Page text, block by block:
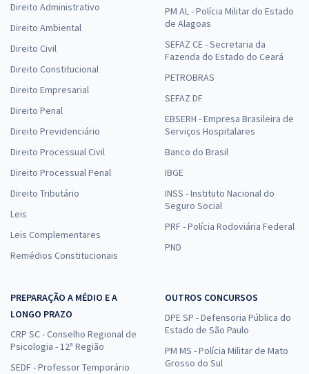
Direito Administrativo
Direito Ambiental
Direito Civil
Direito Constitucional
Direito Empresarial
Direito Penal
Direito Previdenciário
Direito Processual Civil
Direito Processual Penal
Direito Tributário
Leis
Leis Complementares
Remédios Constitucionais
PM AL - Polícia Militar do Estado
de Alagoas
SEFAZ CE - Secretaria da
Fazenda do Estado do Ceará
PETROBRAS
SEFAZ DF
EBSERH - Empresa Brasileira de
Serviços Hospitalares
Banco do Brasil
IBGE
INSS - Instituto Nacional do
Seguro Social
PRF - Polícia Rodoviária Federal
PND
PREPARAÇÃO A MÉDIO E A
LONGO PRAZO
CRP SC - Conselho Regional de
Psicologia - 12ª Região
SEDF - Professor Temporário
OUTROS CONCURSOS
DPE SP - Defensoria Pública do
Estado de São Paulo
PM MS - Polícia Militar de Mato
Grosso do Sul